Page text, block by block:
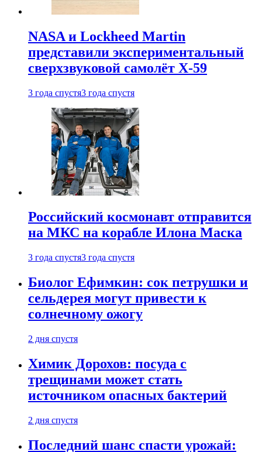
NASA и Lockheed Martin
представили экспериментальный
сверхзвуковой самолёт X-59
3 года спустя3 года спустя
Российский космонавт отправится
на МКС на корабле Илона Маска
3 года спустя3 года спустя
Биолог Ефимкин: сок петрушки и
сельдерея могут привести к
солнечному ожогу
2 дня спустя
Химик Дорохов: посуда с
трещинами может стать
источником опасных бактерий
2 дня спустя
Последний шанс спасти урожай: